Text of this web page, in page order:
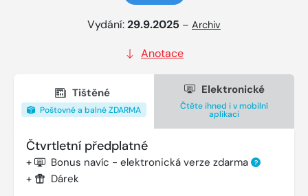
Vydání:29.9.2025 – Archiv
Anotace
Tištěné
Poštovné a balné ZDARMA
Elektronické
Čtěte ihned i v mobilní
aplikaci
Čtvrtletní předplatné
+ Bonus navíc - elektronická verze zdarma ?
+ Dárek